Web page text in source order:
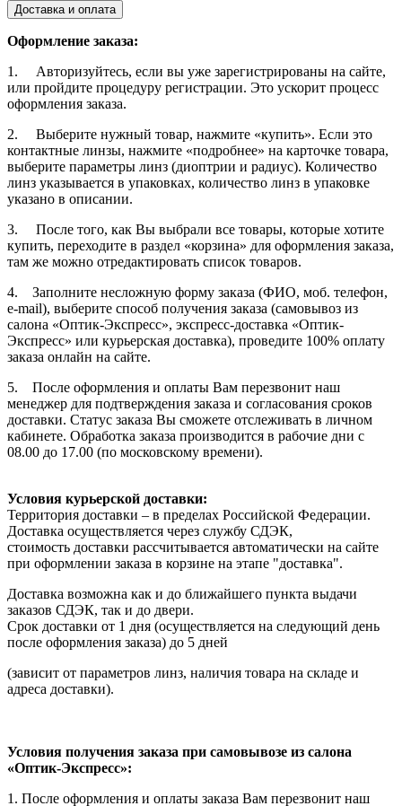
Доставка и оплата
Оформление заказа:
1. Авторизуйтесь, если вы уже зарегистрированы на сайте,
или пройдите процедуру регистрации. Это ускорит процесс
оформления заказа.
2. Выберите нужный товар, нажмите «купить». Если это
контактные линзы, нажмите «подробнее» на карточке товара,
выберите параметры линз (диоптрии и радиус). Количество
линз указывается в упаковках, количество линз в упаковке
указано в описании.
3. После того, как Вы выбрали все товары, которые хотите
купить, переходите в раздел «корзина» для оформления заказа,
там же можно отредактировать список товаров.
4. Заполните несложную форму заказа (ФИО, моб. телефон,
e-mail), выберите способ получения заказа (самовывоз из
салона «Оптик-Экспресс», экспресс-доставка «Оптик-
Экспресс» или курьерская доставка), проведите 100% оплату
заказа онлайн на сайте.
5. После оформления и оплаты Вам перезвонит наш
менеджер для подтверждения заказа и согласования сроков
доставки. Статус заказа Вы сможете отслеживать в личном
кабинете. Обработка заказа производится в рабочие дни с
08.00 до 17.00 (по московскому времени).
Условия курьерской доставки:
Территория доставки – в пределах Российской Федерации.
Доставка осуществляется через службу СДЭК,
стоимость доставки рассчитывается автоматически на сайте
при оформлении заказа в корзине на этапе "доставка".
Доставка возможна как и до ближайшего пункта выдачи
заказов СДЭК, так и до двери.
Срок доставки от 1 дня (осуществляется на следующий день
после оформления заказа) до 5 дней
(зависит от параметров линз, наличия товара на складе и
адреса доставки).
Условия получения заказа при самовывозе из салона
«Оптик-Экспресс»:
1. После оформления и оплаты заказа Вам перезвонит наш